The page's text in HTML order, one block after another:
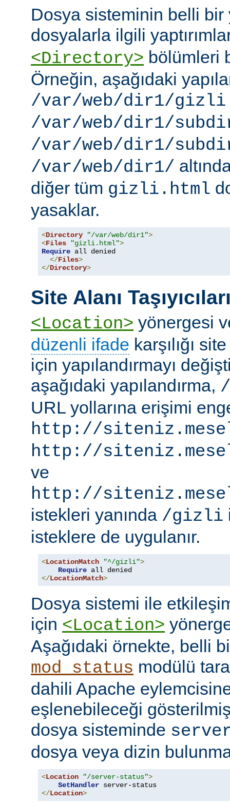
Dosya sisteminin belli
dosyalarla ilgili
<Directory> bölümleri
Örneğin, aşağıdaki
/var/web/dir1/
/var/web/dir1/
/var/web/dir1/
/var/web/dir1/
diğer tüm gizli.html
yasaklar.
<Directory "/var/web/dir1">
<Files "gizli.html">
Require all denied
</Files>
</Directory>
Site Alanı
<Location> yönergesi
düzenli ifade karşılığı
için yapılandırmayı
aşağıdaki yapılandırma,
URL yollarına erişimi
http://
http://
ve
http://
istekleri yanında /gizli
isteklere de uygulanır.
<LocationMatch "^/gizli">
Require
</LocationMatch>
Dosya sistemi ile
için <Location>
Aşağıdaki örnekte, belli
mod_status modülü
dahili Apache
eşlenebileceği
dosya sisteminde
dosya veya dizin
<Location "/server-status">
SetHandler
</Location>